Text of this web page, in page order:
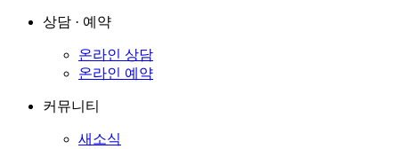
상담 · 예약
온라인 상담
온라인 예약
커뮤니티
새소식